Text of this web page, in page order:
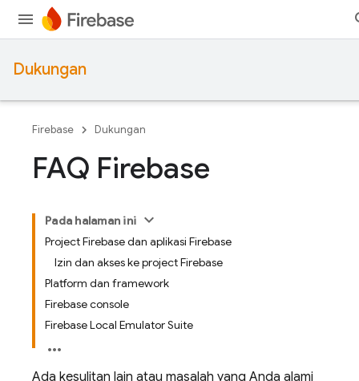
Dukungan
Firebase Dukungan
FAQ Firebase
Pada halaman ini
Project Firebase dan aplikasi Firebase
Izin dan akses ke project Firebase
Platform dan framework
Firebase console
Firebase Local Emulator Suite
Ada kesulitan lain atau masalah yang Anda alami